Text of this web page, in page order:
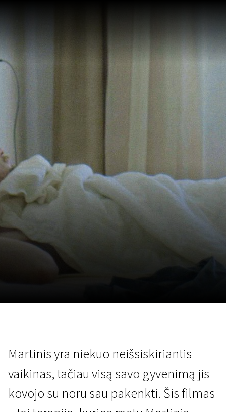
Martinis yra niekuo neišsiskiriantis
vaikinas, tačiau visą savo gyvenimą jis
kovojo su noru sau pakenkti. Šis filmas